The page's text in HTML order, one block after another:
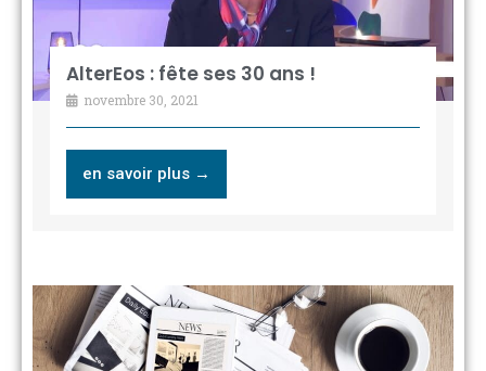
AlterEos : fête ses 30 ans !
novembre 30, 2021
en savoir plus →